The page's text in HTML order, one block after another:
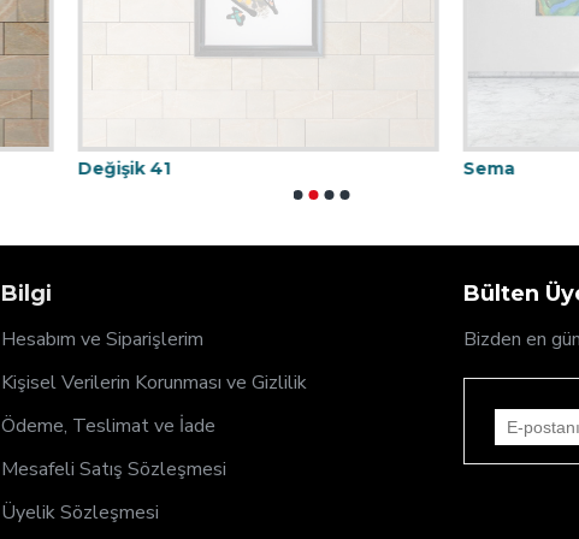
Bilgi
Hesabım ve Siparişlerim
Kişisel Verilerin Korunması ve Gizlilik
Ödeme, Teslimat ve İade
Mesafeli Satış Sözleşmesi
Üyelik Sözleşmesi
Bülten
Bizden en